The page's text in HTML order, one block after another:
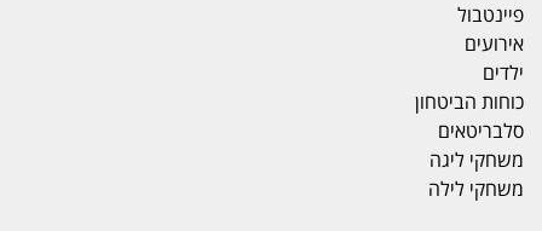
פיינטבול
אירועים
ילדים
כוחות הביטחון
סלבריטאים
משחקי ליגה
משחקי לילה